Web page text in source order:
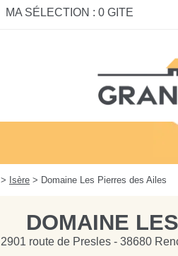
MA SÉLECTION : 0 GITE
> Isère > Domaine Les Pierres des Ailes
DOMAINE
2901 route de Presles - 38680